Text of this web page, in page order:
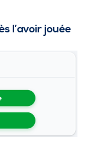
l’avoir jouée